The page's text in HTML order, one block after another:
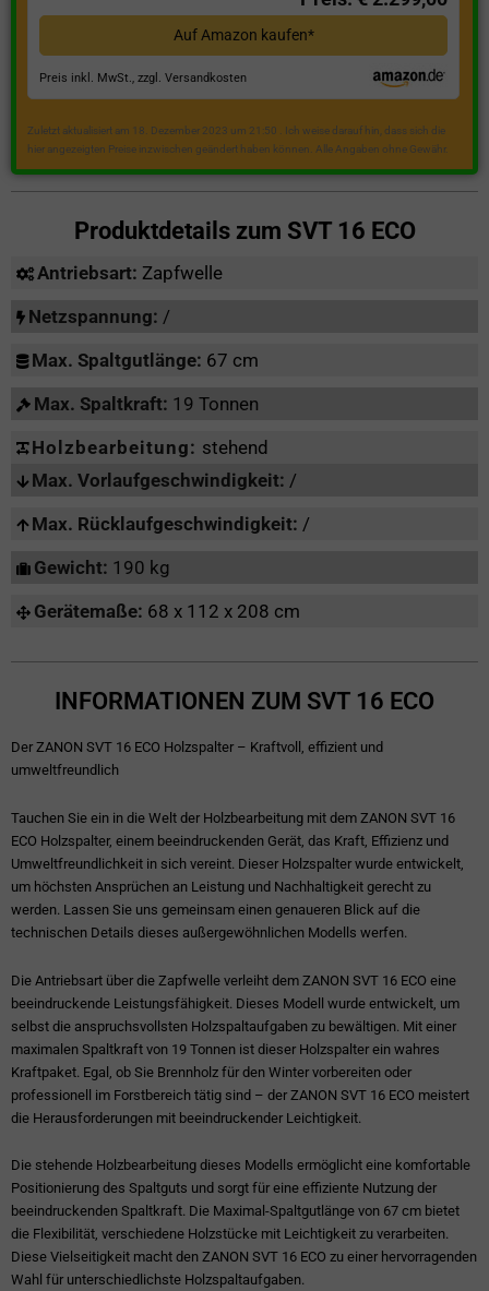
Auf Amazon kaufen*
Preis inkl. MwSt., zzgl. Versandkosten
Zuletzt aktualisiert am 18. Dezember 2023 um 21:50 . Ich weise darauf hin, dass sich die
hier angezeigten Preise inzwischen geändert haben können. Alle Angaben ohne Gewähr.
Produktdetails zum SVT 16 ECO
Antriebsart: Zapfwelle
Netzspannung: /
Max. Spaltgutlänge: 67 cm
Max. Spaltkraft: 19 Tonnen
Holzbearbeitung: stehend
Max. Vorlaufgeschwindigkeit: /
Max. Rücklaufgeschwindigkeit: /
Gewicht: 190 kg
Gerätemaße: 68 x 112 x 208 cm
INFORMATIONEN ZUM SVT 16 ECO
Der ZANON SVT 16 ECO Holzspalter – Kraftvoll, effizient und
umweltfreundlich
Tauchen Sie ein in die Welt der Holzbearbeitung mit dem ZANON SVT 16
ECO Holzspalter, einem beeindruckenden Gerät, das Kraft, Effizienz und
Umweltfreundlichkeit in sich vereint. Dieser Holzspalter wurde entwickelt,
um höchsten Ansprüchen an Leistung und Nachhaltigkeit gerecht zu
werden. Lassen Sie uns gemeinsam einen genaueren Blick auf die
technischen Details dieses außergewöhnlichen Modells werfen.
Die Antriebsart über die Zapfwelle verleiht dem ZANON SVT 16 ECO eine
beeindruckende Leistungsfähigkeit. Dieses Modell wurde entwickelt, um
selbst die anspruchsvollsten Holzspaltaufgaben zu bewältigen. Mit einer
maximalen Spaltkraft von 19 Tonnen ist dieser Holzspalter ein wahres
Kraftpaket. Egal, ob Sie Brennholz für den Winter vorbereiten oder
professionell im Forstbereich tätig sind – der ZANON SVT 16 ECO meistert
die Herausforderungen mit beeindruckender Leichtigkeit.
Die stehende Holzbearbeitung dieses Modells ermöglicht eine komfortable
Positionierung des Spaltguts und sorgt für eine effiziente Nutzung der
beeindruckenden Spaltkraft. Die Maximal-Spaltgutlänge von 67 cm bietet
die Flexibilität, verschiedene Holzstücke mit Leichtigkeit zu verarbeiten.
Diese Vielseitigkeit macht den ZANON SVT 16 ECO zu einer hervorragenden
Wahl für unterschiedlichste Holzspaltaufgaben.